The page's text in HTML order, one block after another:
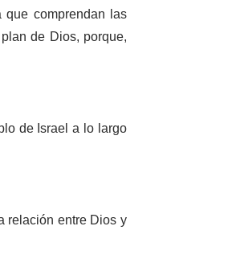
comprendan las
de Dios, porque,
de Israel a lo largo
relación entre Dios y